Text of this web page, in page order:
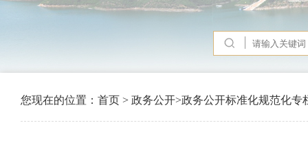
您现在的位置： 首页 > 政务公开>政务公开标准化规范化专